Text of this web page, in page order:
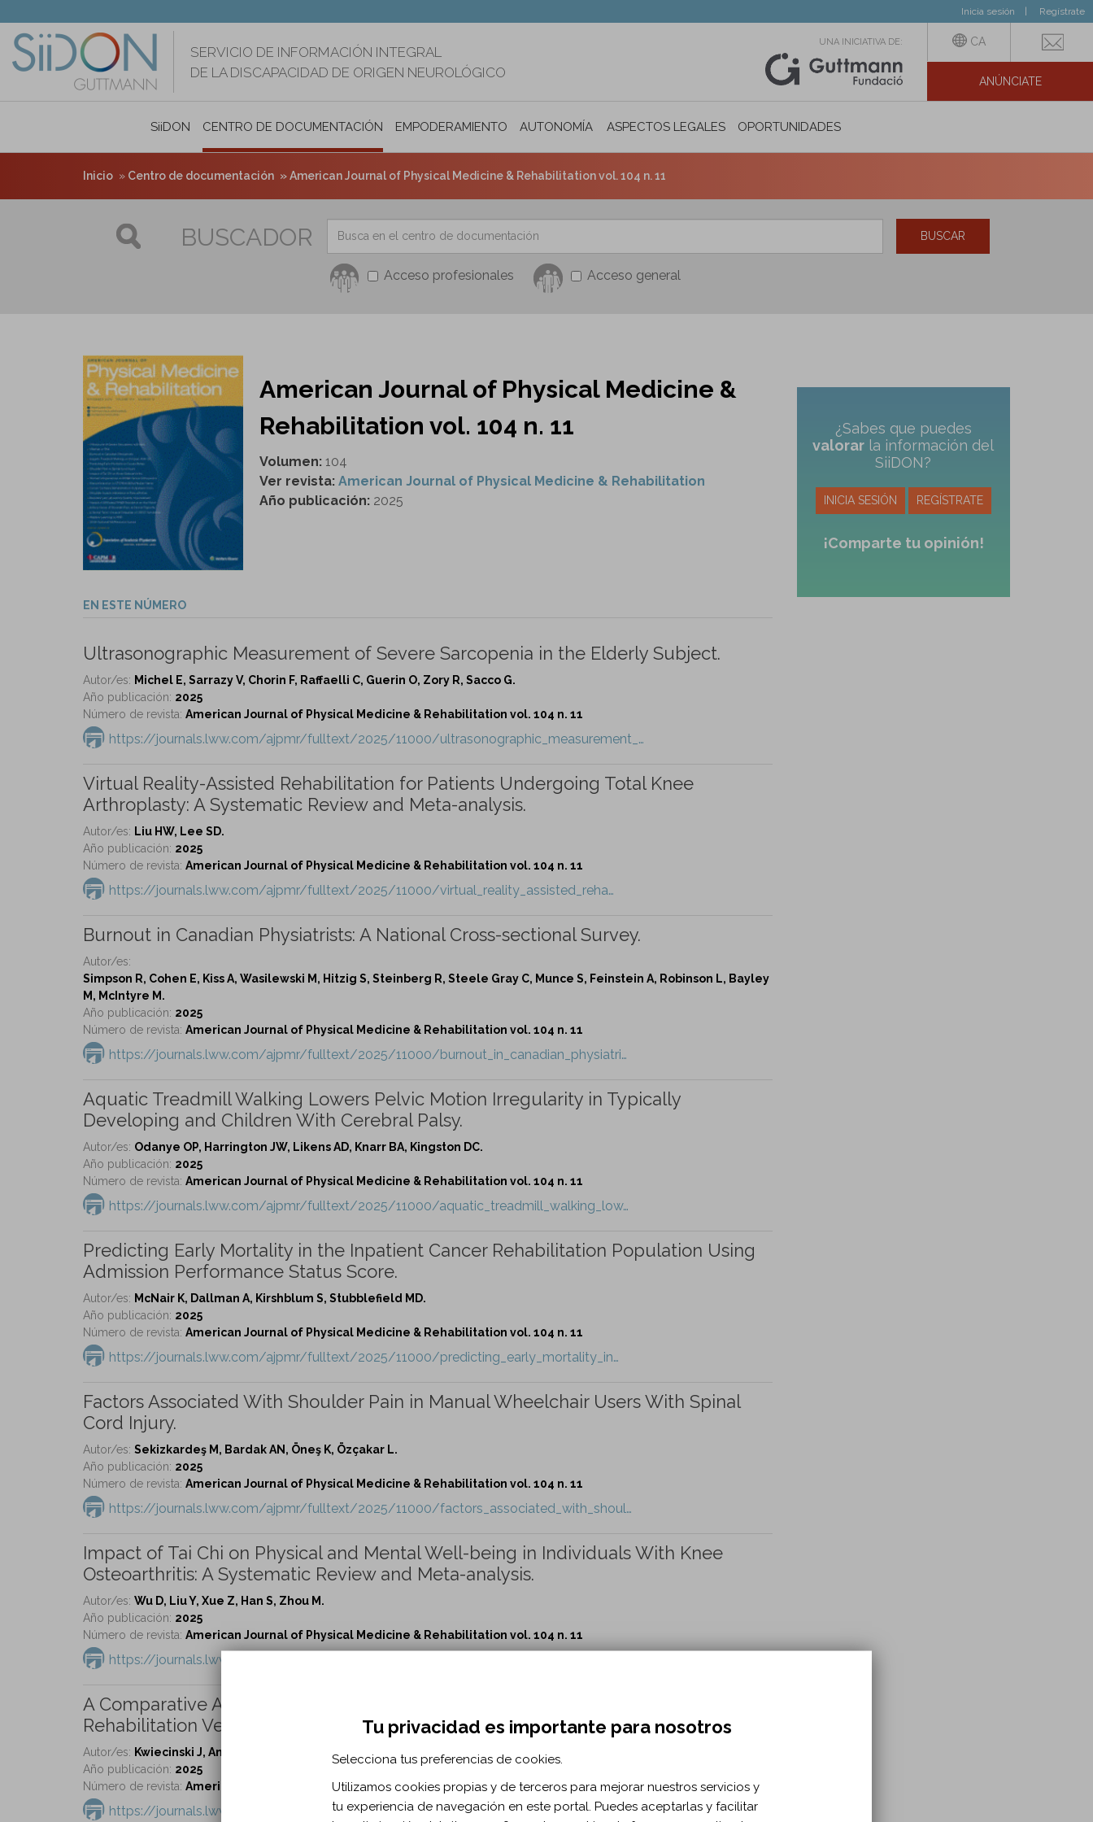
contenido
principal
Inicia sesión Regístrate
SERVICIO DE INFORMACIÓN INTEGRAL
DE LA DISCAPACIDAD DE ORIGEN NEUROLÓGICO
UNA INICIATIVA DE: CA
ANÚNCIATE
SiiDON CENTRO DE DOCUMENTACIÓN EMPODERAMIENTO AUTONOMÍA PERSONAL E INCLUSIÓN SOCIAL
ASPECTOS LEGALES OPORTUNIDADES
Inicio Centro de documentación American Journal of Physical Medicine & Rehabilitation vol. 104 n. 11
BUSCADOR
Acceso profesionales Acceso general
BUSCAR
American Journal of Physical Medicine &
Rehabilitation vol. 104 n. 11
Volumen: 104
Ver revista: American Journal of Physical Medicine & Rehabilitation
Año publicación: 2025
EN ESTE NÚMERO
Ultrasonographic Measurement of Severe Sarcopenia in the Elderly Subject.
Autor/es: Michel E, Sarrazy V, Chorin F, Raffaelli C, Guerin O, Zory R, Sacco G.
Año publicación: 2025
Número de revista: American Journal of Physical Medicine & Rehabilitation vol. 104 n. 11
https://journals.lww.com/ajpmr/fulltext/2025/11000/ultrasonographic_measurement_…
Virtual Reality-Assisted Rehabilitation for Patients Undergoing Total Knee
Arthroplasty: A Systematic Review and Meta-analysis.
Autor/es: Liu HW, Lee SD.
Año publicación: 2025
Número de revista: American Journal of Physical Medicine & Rehabilitation vol. 104 n. 11
https://journals.lww.com/ajpmr/fulltext/2025/11000/virtual_reality_assisted_reha…
Burnout in Canadian Physiatrists: A National Cross-sectional Survey.
Autor/es:
Simpson R, Cohen E, Kiss A, Wasilewski M, Hitzig S, Steinberg R, Steele Gray C, Munce S, Feinstein A, Robinson L, Bayley
M, McIntyre M.
Año publicación: 2025
Número de revista: American Journal of Physical Medicine & Rehabilitation vol. 104 n. 11
https://journals.lww.com/ajpmr/fulltext/2025/11000/burnout_in_canadian_physiatri…
Aquatic Treadmill Walking Lowers Pelvic Motion Irregularity in Typically
Developing and Children With Cerebral Palsy.
Autor/es: Odanye OP, Harrington JW, Likens AD, Knarr BA, Kingston DC.
Año publicación: 2025
Número de revista: American Journal of Physical Medicine & Rehabilitation vol. 104 n. 11
https://journals.lww.com/ajpmr/fulltext/2025/11000/aquatic_treadmill_walking_low…
Predicting Early Mortality in the Inpatient Cancer Rehabilitation Population Using
Admission Performance Status Score.
Autor/es: McNair K, Dallman A, Kirshblum S, Stubblefield MD.
Año publicación: 2025
Número de revista: American Journal of Physical Medicine & Rehabilitation vol. 104 n. 11
https://journals.lww.com/ajpmr/fulltext/2025/11000/predicting_early_mortality_in…
Factors Associated With Shoulder Pain in Manual Wheelchair Users With Spinal
Cord Injury.
Autor/es: Sekizkardeş M, Bardak AN, Öneş K, Özçakar L.
Año publicación: 2025
Número de revista: American Journal of Physical Medicine & Rehabilitation vol. 104 n. 11
https://journals.lww.com/ajpmr/fulltext/2025/11000/factors_associated_with_shoul…
Impact of Tai Chi on Physical and Mental Well-being in Individuals With Knee
Osteoarthritis: A Systematic Review and Meta-analysis.
Autor/es: Wu D, Liu Y, Xue Z, Han S, Zhou M.
Año publicación: 2025
Número de revista: American Journal of Physical Medicine & Rehabilitation vol. 104 n. 11
https://journals.lww.com/ajpmr/fulltext/2025/11000/impact_of_tai_chi_on_physical…
A Comparative Analysis of Women's Experiences in Physical Medicine and
Rehabilitation Versus Orthopedic Surgery.
Autor/es: Kwiecinski J, Amundson A, Franklin C, Ramirez R, Saulino M.
Año publicación: 2025
Número de revista: American Journal of Physical Medicine & Rehabilitation vol. 104 n. 11
https://journals.lww.com/ajpmr/fulltext/2025/11000/a_comparative_analysis_of_wom…
¿Sabes que puedes
valorar la información del
SiiDON?
INICIA SESIÓN REGÍSTRATE
¡Comparte tu opinión!
Tu privacidad es importante para nosotros
Selecciona tus preferencias de cookies.
Utilizamos cookies propias y de terceros para mejorar nuestros servicios y
tu experiencia de navegación en este portal. Puedes aceptarlas y facilitar